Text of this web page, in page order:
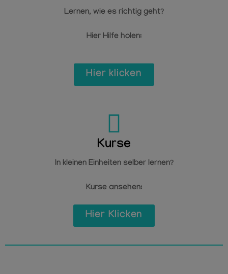
Lernen, wie es richtig geht?
Hier Hilfe holen:
Hier klicken
Kurse
In kleinen Einheiten selber lernen?
Kurse ansehen:
Hier Klicken